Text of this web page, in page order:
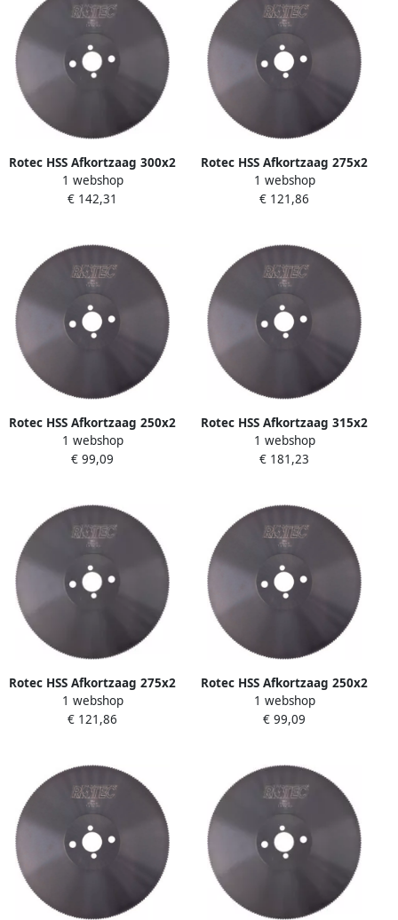
Rotec HSS Afkortzaag 300x2
5x32 T=6 160 Tanden
5503016
1 webshop
€ 142,31
Rotec HSS Afkortzaag 275x2
5x32 T=4 220 Tanden
5502722
1 webshop
€ 121,86
Rotec HSS Afkortzaag 250x2
0x32 T=4 200 Tanden
5502520 550.2520
1 webshop
€ 99,09
Rotec HSS Afkortzaag 315x2
5x32 T=6 160 Tanden
5503116 550.3116
1 webshop
€ 181,23
Rotec HSS Afkortzaag 275x2
5x32 T=6 140 Tanden
5502714
1 webshop
€ 121,86
Rotec HSS Afkortzaag 250x2
0x32 T=8 100 Tanden
5502510 550.2510
1 webshop
€ 99,09